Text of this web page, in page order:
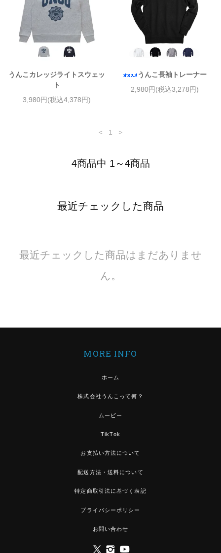
うんこカレッジライトスウェッ
ト
3,980円(税込4,378円)
うんこ長袖トレーナー
2,980円(税込3,278円)
< 1 >
4商品中 1～4商品
最近チェックした商品
最近チェックした商品はまだありませ
ん。
MORE INFO
ホーム
株式会社うんこって何？
ムービー
TikTok
お支払い方法について
配送方法・送料について
特定商取引法に基づく表記
プライバシーポリシー
お問い合わせ